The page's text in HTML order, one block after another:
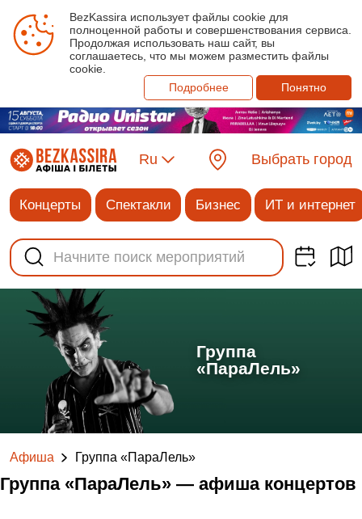
BezKassira использует файлы cookie для
полноценной работы и совершенствования сервиса.
Продолжая использовать наш сайт, вы
соглашаетесь, что мы можем разместить файлы
cookie.
Подробнее
Понятно
Ru Выбрать город
Концерты Спектакли Бизнес ИТ и интернет
Группа
«ПараЛель»
Афиша Группа «ПараЛель»
Группа «ПараЛель» — афиша концертов